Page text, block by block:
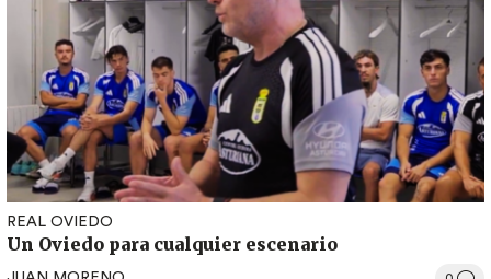
REAL OVIEDO
Un Oviedo para cualquier escenario